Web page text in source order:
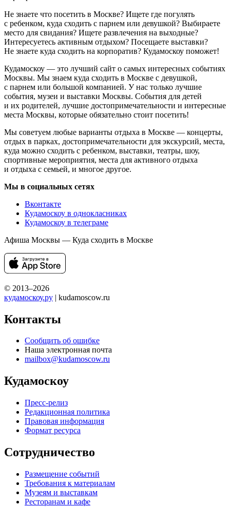
Не знаете что посетить в Москве? Ищете где погулять
с ребенком, куда сходить с парнем или девушкой? Выбираете
место для свидания? Ищете развлечения на выходные?
Интересуетесь активным отдыхом? Посещаете выставки?
Не знаете куда сходить на корпоратив? Кудамоскоу поможет!
Кудамоскоу — это лучший сайт о самых интересных событиях
Москвы. Мы знаем куда сходить в Москве с девушкой,
с парнем или большой компанией. У нас только лучшие
события, музеи и выставки Москвы. События для детей
и их родителей, лучшие достопримечательности и интересные
места Москвы, которые обязательно стоит посетить!
Мы советуем любые варианты отдыха в Москве — концерты,
отдых в парках, достопримечательности для экскурсий, места,
куда можно сходить с ребенком, выставки, театры, шоу,
спортивные мероприятия, места для активного отдыха
и отдыха с семьей, и многое другое.
Мы в социальных сетях
Вконтакте
Кудамоскоу в однокласниках
Кудамоскоу в телеграме
Афиша Москвы — Куда сходить в Москве
© 2013–2026
кудамоскоу.ру | kudamoscow.ru
Контакты
Сообщить об ошибке
Наша электронная почта
mailbox@kudamoscow.ru
Кудамоскоу
Пресс-релиз
Редакционная политика
Правовая информация
Формат ресурса
Сотрудничество
Размещение событий
Требования к материалам
Музеям и выставкам
Ресторанам и кафе